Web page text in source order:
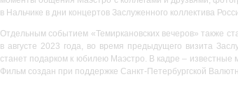
в Нальчике в дни концертов Заслуженного коллектива
Отдельным событием «Темиркановских вечеров» также
в августе 2023 года, во время предыдущего визита
станет подарком к юбилею Маэстро. В кадре –
Фильм создан при поддержке Санкт-Петербургской